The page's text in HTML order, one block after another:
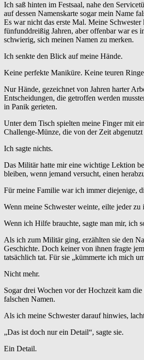
Ich saß hinten im Festsaal, nahe den
auf dessen Namenskarte sogar mein Name
Es war nicht das erste Mal. Meine Schwester
fünfunddreißig Jahren, aber offenbar war es
schwierig, sich meinen Namen zu merken.
Ich senkte den Blick auf meine Hände.
Keine perfekte Maniküre. Keine teuren
Nur Hände, gezeichnet von Jahren harter
Entscheidungen, die getroffen werden
in Panik gerieten.
Unter dem Tisch spielten meine Finger mit
Challenge-Münze, die von der Zeit abgenutzt
Ich sagte nichts.
Das Militär hatte mir eine wichtige Lektion
bleiben, wenn jemand versucht, einen
Für meine Familie war ich immer diejenige,
Wenn meine Schwester weinte, eilte jeder zu
Wenn ich Hilfe brauchte, sagte man mir, ich
Als ich zum Militär ging, erzählten sie den
Geschichte. Doch keiner von ihnen fragte
tatsächlich tat. Für sie „kümmerte ich mich
Nicht mehr.
Sogar drei Wochen vor der Hochzeit kam
falschen Namen.
Als ich meine Schwester darauf hinwies,
„Das ist doch nur ein Detail“, sagte sie.
Ein Detail.